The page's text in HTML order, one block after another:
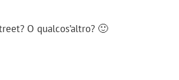
O qualcos’altro? 🙂